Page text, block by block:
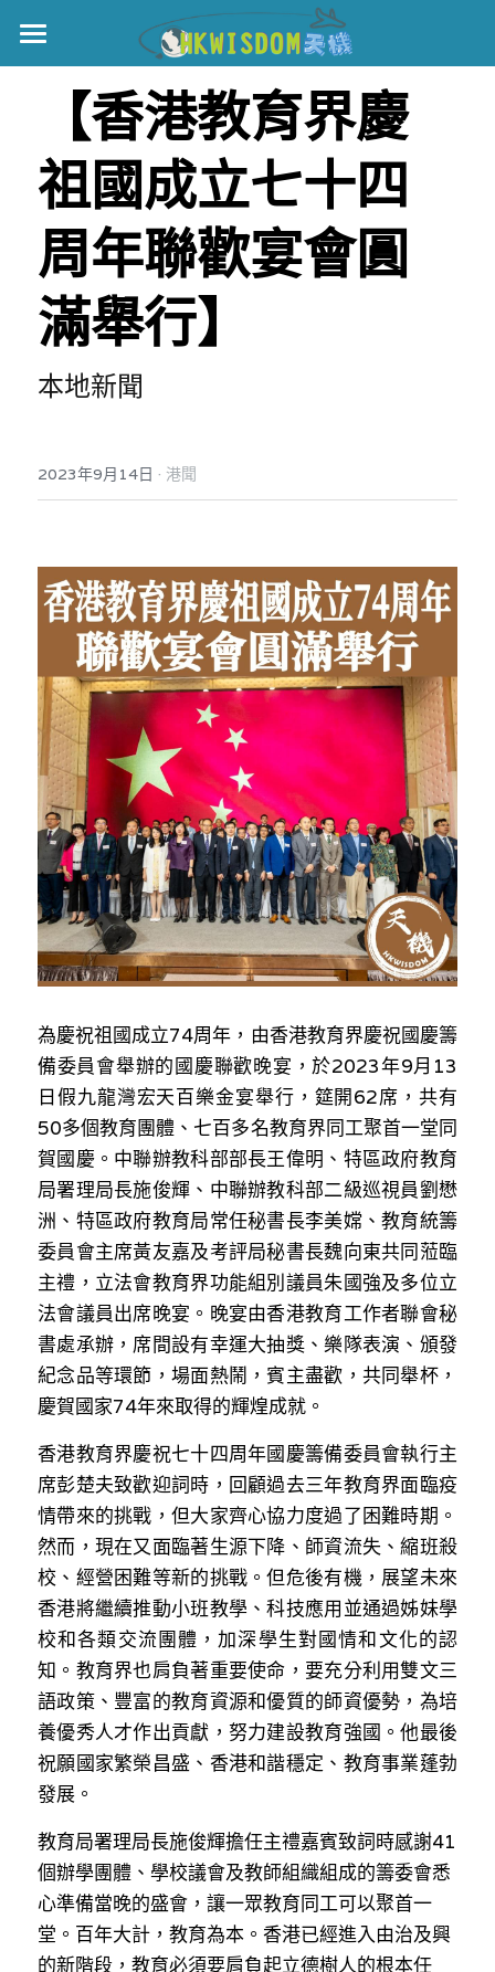
主頁
世界盃
伊美戰爭
黎智英案
正本清源•黎智英案
美西媒體謊言實錄
宏福火災
宏福‧革新
宏福苑聽證會
記錄．宏福苑火災
港聞
中國
娛樂
反華推手懶人包
民主派騙案十式
反華推手起底
美西霸凌內幕
美西極權主義
真相直擊
極端暴恐實錄
KOL 專欄
林淑芳專欄
屈穎妍專欄
朱庭萱專欄
莫綺琪專欄
黃萬成專欄
招國偉專欄
高松傑專欄
馮煒光專欄
趙處機專欄
KOL 精選
大衛sir專欄
曾子晴 - 晴深直說
龔靜儀大律師專欄
陳貴春大律師專欄
陳子遷律師專欄
羅浚軒專欄
溫志倫專欄
汪明欣專欄
張美雄專欄
莊豪鋒專欄
香港科技專上書院｜專欄
絕密法庭檔案
醫院口岸爆炸案
屠龍小隊案
黎智英案審訊
支聯會案
35+顛覆案
生活
吃喝玩指南
休閒好介紹
親子
花生仔漫畫週記
關於我們
人才招聘
投稿熱線
商戶合作
支持讚助
關於我們
搜索
繁體中文
繁體中文
English
【香港教育界慶
祖國成立七十四
周年聯歡宴會圓
滿舉行】
本地新聞
2023年9月14日 · 港聞
為慶祝祖國成立74周年，由香港教育界慶祝國慶籌
備委員會舉辦的國慶聯歡晚宴，於2023年9月 13
日假九龍灣宏天百樂金宴舉行，筵開62席，共有
50多個教育團體、七百多名教育界同工聚首一堂同
賀國慶。中聯辦教科部部長王偉明、特區政府教育
局署理局長施俊輝、中聯辦教科部二級巡視員劉懋
洲、特區政府教育局常任秘書長李美嫦、教育統籌
委員會主席黃友嘉及考評局秘書長魏向東共同蒞臨
主禮，立法會教育界功能組別議員朱國強及多位立
法會議員出席晚宴。晚宴由香港教育工作者聯會秘
書處承辦，席間設有幸運大抽獎、樂隊表演、頒發
紀念品等環節，場面熱鬧，賓主盡歡，共同舉杯，
慶賀國家74年來取得的輝煌成就。
香港教育界慶祝七十四周年國慶籌備委員會執行主
席彭楚夫致歡迎詞時，回顧過去三年教育界面臨疫
情帶來的挑戰，但大家齊心協力度過了困難時期。
然而，現在又面臨著生源下降、師資流失、縮班殺
校、經營困難等新的挑戰。但危後有機，展望未來
香港將繼續推動小班教學、科技應用並通過姊妹學
校和各類交流團體，加深學生對國情和文化的認
知。教育界也肩負著重要使命，要充分利用雙文三
語政策、豐富的教育資源和優質的師資優勢，為培
養優秀人才作出貢獻，努力建設教育強國。他最後
祝願國家繁榮昌盛、香港和諧穩定、教育事業蓬勃
發展。
教育局署理局長施俊輝擔任主禮嘉賓致詞時感謝41
個辦學團體、學校議會及教師組織組成的籌委會悉
心準備當晚的盛會，讓一眾教育同工可以聚首一
堂。百年大計，教育為本。香港已經進入由治及興
的新階段，教育必須要肩負起立德樹人的根本任